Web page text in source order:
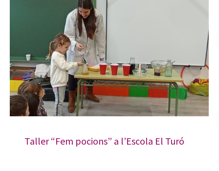
Taller “Fem pocions” a l’Escola El Turó